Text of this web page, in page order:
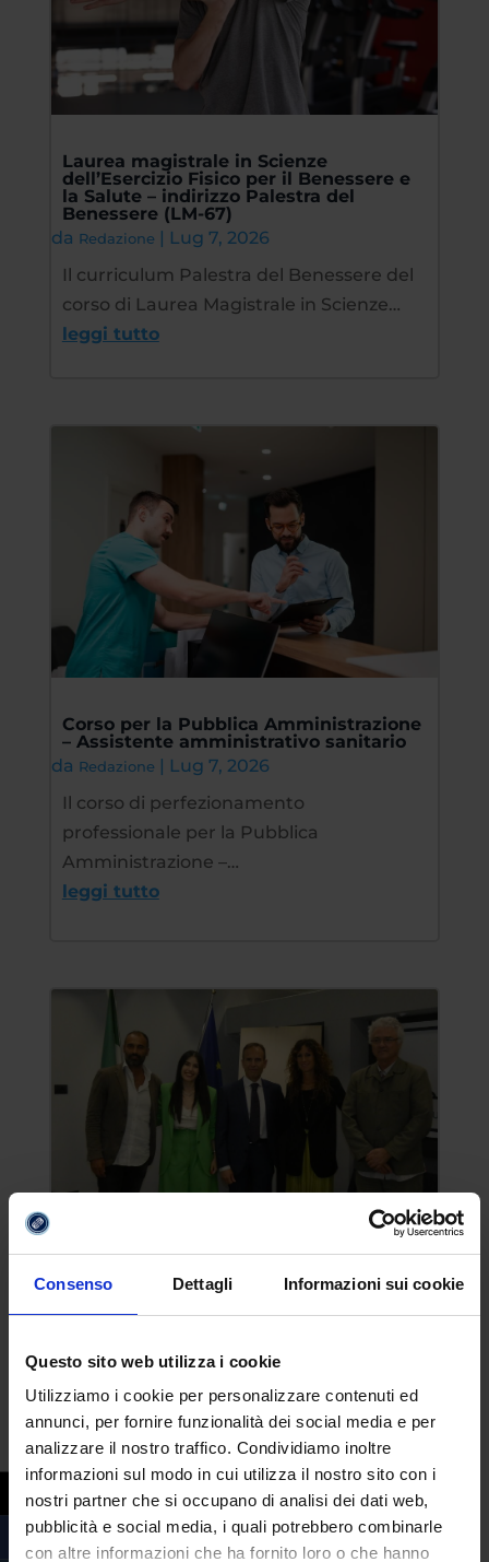
Consenso Dettagli Informazioni sui cookie
Questo sito web utilizza i cookie
Utilizziamo i cookie per personalizzare contenuti ed
annunci, per fornire funzionalità dei social media e per
analizzare il nostro traffico. Condividiamo inoltre
informazioni sul modo in cui utilizza il nostro sito con i
nostri partner che si occupano di analisi dei dati web,
pubblicità e social media, i quali potrebbero combinarle
con altre informazioni che ha fornito loro o che hanno
Laurea magistrale in Scienze
dell’Esercizio Fisico per il Benessere e
la Salute – indirizzo Palestra del
Benessere (LM-67)
da Redazione | Lug 7, 2026
Il curriculum Palestra del Benessere del
corso di Laurea Magistrale in Scienze…
leggi tutto
Corso per la Pubblica Amministrazione
– Assistente amministrativo sanitario
da Redazione | Lug 7, 2026
Il corso di perfezionamento
professionale per la Pubblica
Amministrazione –…
leggi tutto
Beatrice Mosca discute la prima tesi di
Medium e Medialità dell’Università
Complutense de Madrid
Nella giornata del 2 luglio 2026, presso la
sede dell’Università eCampus di…
leggi tutto